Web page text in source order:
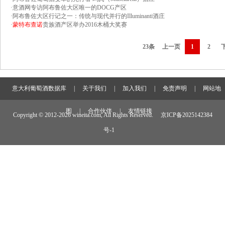
·意酒网专访阿布鲁佐大区唯一的DOCG产区
·阿布鲁佐大区行记之一：传统与现代并行的Illuminanti酒庄
·蒙特布查诺贵族酒产区举办2016木桶大奖赛
23条 上一页 1 2
意大利葡萄酒数据库 关于我们 加入我们 免责声明 网站地
图 合作伙伴 友情链接
Copyright © 2012-2026 wineita.com, All Rights Reserved. 京ICP备2025142384
号-1